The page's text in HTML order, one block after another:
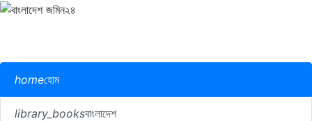
homeহোম
library_booksবাংলাদেশ